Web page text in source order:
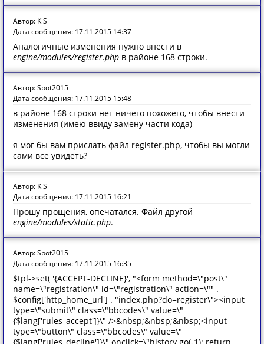
Автор: K S
Дата сообщения: 17.11.2015 14:37
Аналогичные изменения нужно внести в
engine/modules/register.php в районе 168 строки.
Автор: Spot2015
Дата сообщения: 17.11.2015 15:48
в районе 168 строки нет ничего похожего, чтобы внести
изменения (имею ввиду замену части кода)
я мог бы вам прислать файл register.php, чтобы вы могли
сами все увидеть?
Автор: K S
Дата сообщения: 17.11.2015 16:21
Прошу прощения, опечатался. Файл другой
engine/modules/static.php.
Автор: Spot2015
Дата сообщения: 17.11.2015 16:35
$tpl->set( '{ACCEPT-DECLINE}', "<form method=\"post\"
name=\"registration\" id=\"registration\" action=\"" .
$config['http_home_url'] . "index.php?do=register\"><input
type=\"submit\" class=\"bbcodes\" value=\"
{$lang['rules_accept']}\" />&nbsp;&nbsp;&nbsp;<input
type=\"button\" class=\"bbcodes\" value=\"